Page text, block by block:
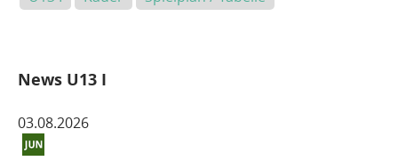
News U13 I
03.08.2026